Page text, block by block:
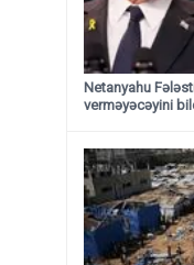
Netanyahu
verməyəcəyini